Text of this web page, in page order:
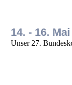
14. - 16.
Unser 27.